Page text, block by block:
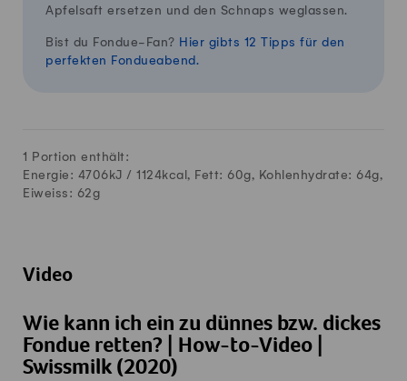
Apfelsaft ersetzen und den Schnaps weglassen.
Bist du Fondue-Fan? Hier gibts 12 Tipps für den
perfekten Fondueabend.
1 Portion enthält:
Energie: 4706kJ / 1124kcal, Fett: 60g, Kohlenhydrate: 64g,
Eiweiss: 62g
Video
Wie kann ich ein zu dünnes bzw. dickes
Fondue retten? | How-to-Video |
Swissmilk (2020)